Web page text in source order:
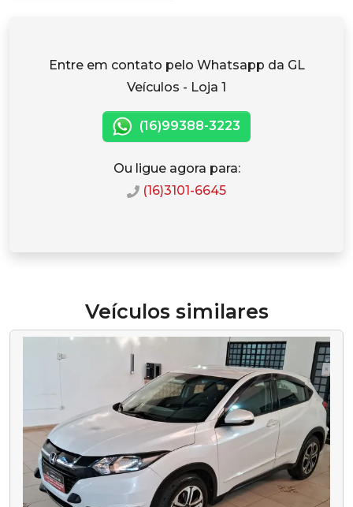
Entre em contato pelo Whatsapp da GL
Veículos - Loja 1
(16)99388-3223
Ou ligue agora para:
(16)3101-6645
Veículos similares